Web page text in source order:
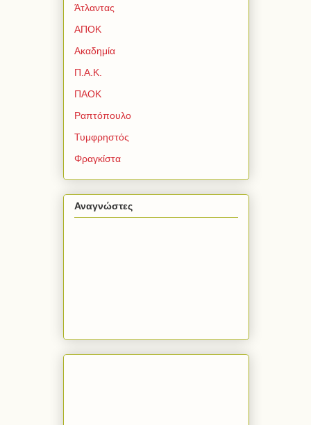
Άτλαντας
ΑΠΟΚ
Ακαδημία
Π.Α.Κ.
ΠΑΟΚ
Ραπτόπουλο
Τυμφρηστός
Φραγκίστα
Αναγνώστες